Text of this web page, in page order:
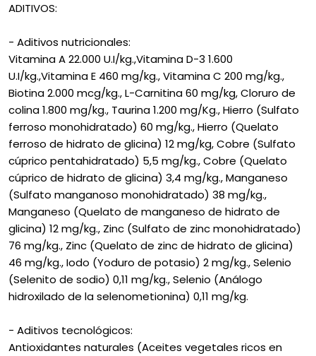
ADITIVOS:
- Aditivos nutricionales:
Vitamina A 22.000 U.I/kg.,Vitamina D-3 1.600
U.I/kg.,Vitamina E 460 mg/kg., Vitamina C 200 mg/kg.,
Biotina 2.000 mcg/kg., L-Carnitina 60 mg/kg, Cloruro de
colina 1.800 mg/kg., Taurina 1.200 mg/Kg., Hierro (Sulfato
ferroso monohidratado) 60 mg/kg., Hierro (Quelato
ferroso de hidrato de glicina) 12 mg/kg, Cobre (Sulfato
cúprico pentahidratado) 5,5 mg/kg., Cobre (Quelato
cúprico de hidrato de glicina) 3,4 mg/kg., Manganeso
(Sulfato manganoso monohidratado) 38 mg/kg.,
Manganeso (Quelato de manganeso de hidrato de
glicina) 12 mg/kg., Zinc (Sulfato de zinc monohidratado)
76 mg/kg., Zinc (Quelato de zinc de hidrato de glicina)
46 mg/kg., Iodo (Yoduro de potasio) 2 mg/kg., Selenio
(Selenito de sodio) 0,11 mg/kg., Selenio (Análogo
hidroxilado de la selenometionina) 0,11 mg/kg.
- Aditivos tecnológicos:
Antioxidantes naturales (Aceites vegetales ricos en